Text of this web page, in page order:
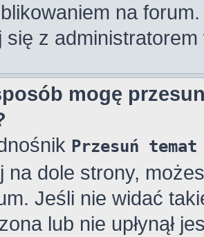
na
się z administratorem
mogę
Przesuń
na dole strony,
Jeśli nie widać
lub nie upłynął